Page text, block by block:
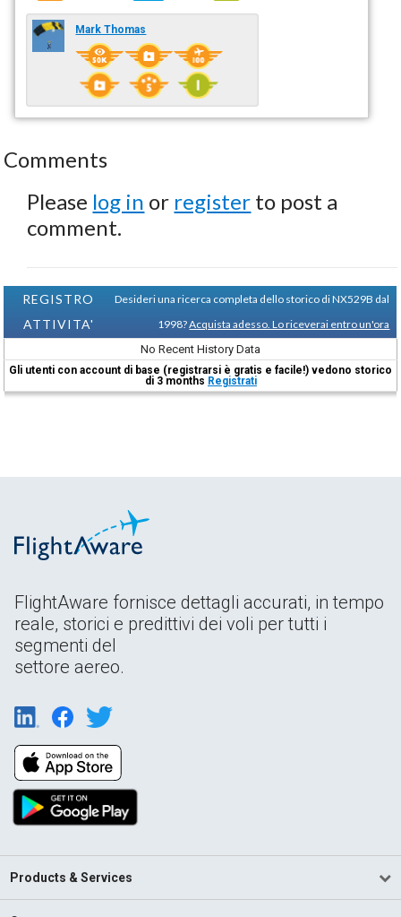
Mark Thomas
Comments
Please log in or register to post a
comment.
REGISTRO
ATTIVITA'
Desideri una ricerca completa dello storico di NX529B dal
1998?Acquista adesso. Lo riceverai entro un'ora
No Recent History Data
Gli utenti con account di base (registrarsi è gratis e facile!) vedono storico
di 3 months Registrati
FlightAware fornisce dettagli accurati, in tempo
reale, storici e predittivi dei voli per tutti i
segmenti del
settore aereo.
Products & Services